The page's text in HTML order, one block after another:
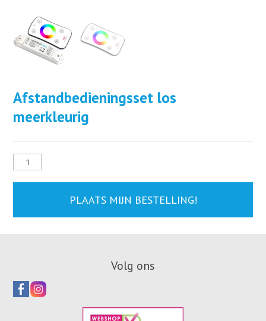
Afstandbedieningsset los
meerkleurig
Afstandbedieningsset
los
meerkleurig
PLAATS MIJN BESTELLING!
Volg ons